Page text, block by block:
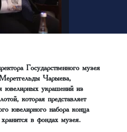
Государственного музея
Чарыева,
ювелирных украшений из
которая представляет
ювелирного набора конца
в фондах музея.